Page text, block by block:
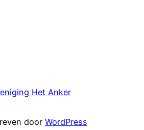
Het Anker
door WordPress